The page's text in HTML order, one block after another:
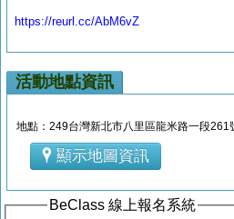
https://reurl.cc/AbM6vZ
活動地點資訊
地點：249台灣新北市八里區龍米路一段
顯示地圖資訊
BeClass 線上報名系統